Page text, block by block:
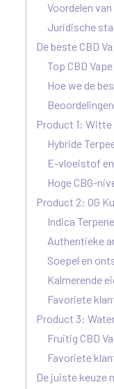
Voordelen van
Juridische
De beste CBD
Top CBD
Hoe we de
Product 1:
Hybride
E-vloeistof
Hoge CBG-
Product 2: OG
Indica
Authentieke
Soepel en
Kalmerende
Favoriete
Product 3:
Fruitig CBD
Favoriete
De juiste keuze